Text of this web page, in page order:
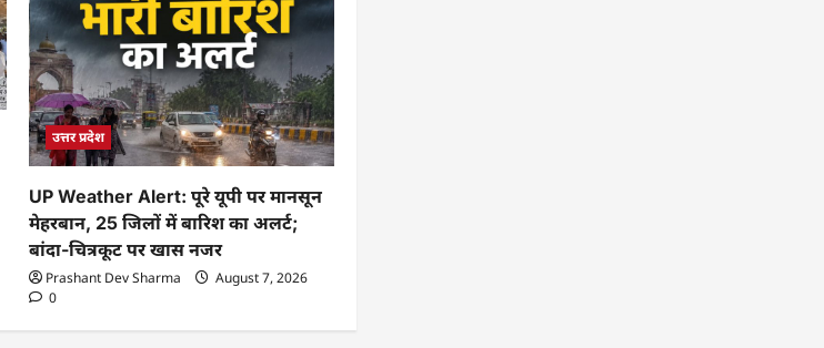
उत्तर प्रदेश
UP Weather Alert: पूरे यूपी पर मानसून
मेहरबान, 25 जिलों में बारिश का अलर्ट;
बांदा-चित्रकूट पर खास नजर
Prashant Dev Sharma
August 7, 2026
0